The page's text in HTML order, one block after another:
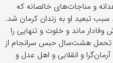
و مناجات‌های خالصانه که
سبب تبعید او به زندان کرمان شد.
وفادار ماند و خلوت و تنهایی را
تحمل هشت‌سال حبس سرانجام از
و انقلابی و اهل عدل و